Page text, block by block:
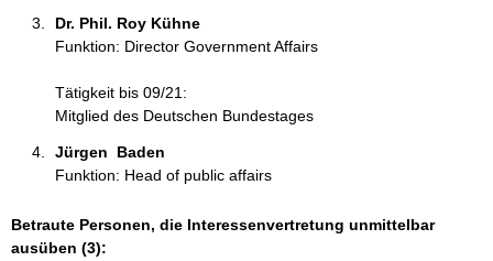
Dr. Phil. Roy Kühne
Funktion: Director Government Affairs
Tätigkeit bis 09/21:
Mitglied des Deutschen Bundestages
Jürgen  Baden
Funktion: Head of public affairs
Betraute Personen, die Interessenvertretung unmittelbar
ausüben (3):